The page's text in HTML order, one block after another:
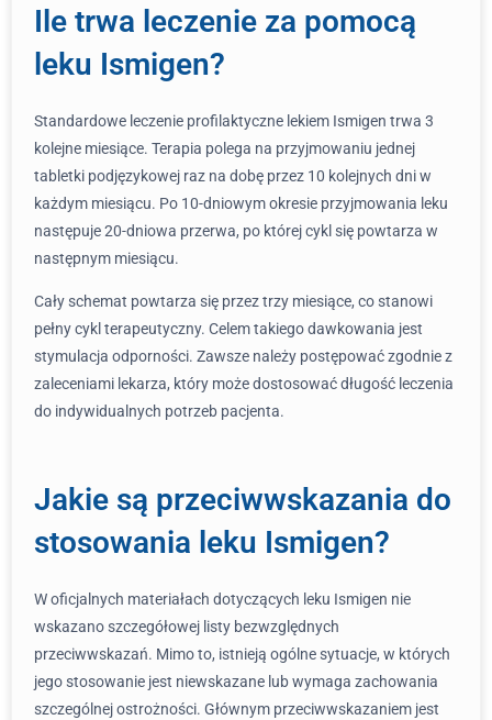
Ile trwa leczenie za pomocą
leku Ismigen?
Standardowe leczenie profilaktyczne lekiem Ismigen trwa 3
kolejne miesiące. Terapia polega na przyjmowaniu jednej
tabletki podjęzykowej raz na dobę przez 10 kolejnych dni w
każdym miesiącu. Po 10-dniowym okresie przyjmowania leku
następuje 20-dniowa przerwa, po której cykl się powtarza w
następnym miesiącu.
Cały schemat powtarza się przez trzy miesiące, co stanowi
pełny cykl terapeutyczny. Celem takiego dawkowania jest
stymulacja odporności. Zawsze należy postępować zgodnie z
zaleceniami lekarza, który może dostosować długość leczenia
do indywidualnych potrzeb pacjenta.
Jakie są przeciwwskazania do
stosowania leku Ismigen?
W oficjalnych materiałach dotyczących leku Ismigen nie
wskazano szczegółowej listy bezwzględnych
przeciwwskazań. Mimo to, istnieją ogólne sytuacje, w których
jego stosowanie jest niewskazane lub wymaga zachowania
szczególnej ostrożności. Głównym przeciwwskazaniem jest